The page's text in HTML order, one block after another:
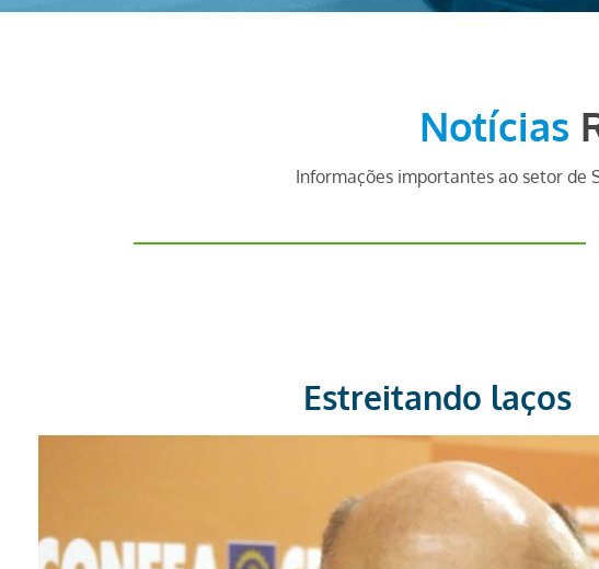
Notícias
Informações importantes ao setor de
Estreitando laços